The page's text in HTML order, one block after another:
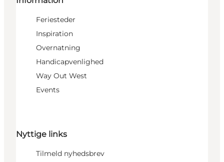
Feriesteder
Inspiration
Overnatning
Handicapvenlighed
Way Out West
Events
Nyttige links
Tilmeld nyhedsbrev